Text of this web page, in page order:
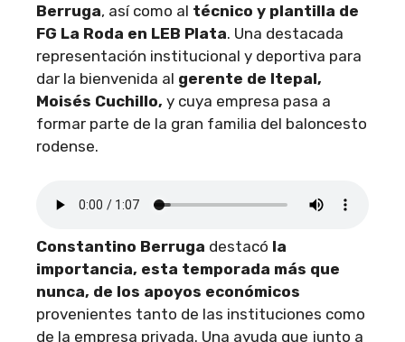
Berruga, así como al técnico y plantilla de
FG La Roda en LEB Plata. Una destacada
representación institucional y deportiva para
dar la bienvenida al gerente de Itepal,
Moisés Cuchillo, y cuya empresa pasa a
formar parte de la gran familia del baloncesto
rodense.
Constantino Berruga destacó la
importancia, esta temporada más que
nunca, de los apoyos económicos
provenientes tanto de las instituciones como
de la empresa privada. Una ayuda que junto a